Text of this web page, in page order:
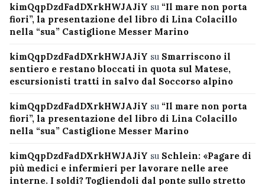
kimQqpDzdFadDXrkHWJAJiY su “Il mare non porta
fiori”, la presentazione del libro di Lina Colacillo
nella “sua” Castiglione Messer Marino
kimQqpDzdFadDXrkHWJAJiY su Smarriscono il
sentiero e restano bloccati in quota sul Matese,
escursionisti tratti in salvo dal Soccorso alpino
kimQqpDzdFadDXrkHWJAJiY su “Il mare non porta
fiori”, la presentazione del libro di Lina Colacillo
nella “sua” Castiglione Messer Marino
kimQqpDzdFadDXrkHWJAJiY su Schlein: «Pagare di
più medici e infermieri per lavorare nelle aree
interne. I soldi? Togliendoli dal ponte sullo stretto